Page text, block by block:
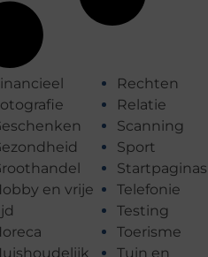
en vrije
Rechten
Relatie
Scanning
Sport
Startpaginas
Telefonie
Testing
Toerisme
Tuin en